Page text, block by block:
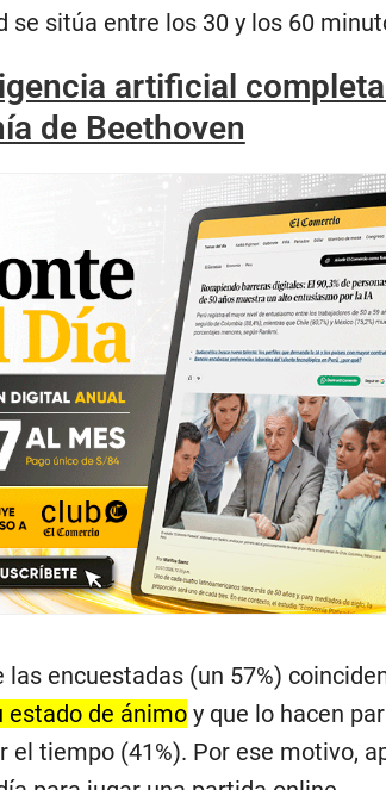
se sitúa entre los 30 y los 60
artificial
de Beethoven
encuestadas (un 57%)
estado de ánimoy que lo hacen
el tiempo (41%). Por ese motivo,